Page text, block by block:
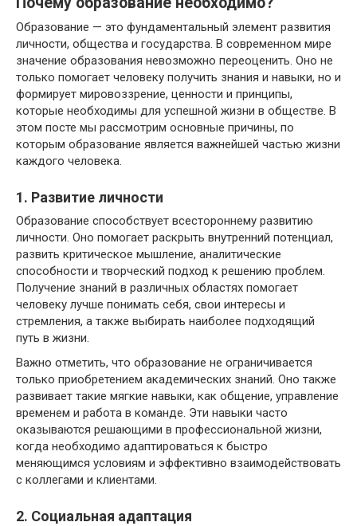
Образование — это фундаментальный элемент развития
личности, общества и государства. В современном мире
значение образования невозможно переоценить. Оно не
только помогает человеку получить знания и навыки, но и
формирует мировоззрение, ценности и принципы,
которые необходимы для успешной жизни в обществе. В
этом посте мы рассмотрим основные причины, по
которым образование является важнейшей частью жизни
каждого человека.
1. Развитие личности
Образование способствует всестороннему развитию
личности. Оно помогает раскрыть внутренний потенциал,
развить критическое мышление, аналитические
способности и творческий подход к решению проблем.
Получение знаний в различных областях помогает
человеку лучше понимать себя, свои интересы и
стремления, а также выбирать наиболее подходящий
путь в жизни.
Важно отметить, что образование не ограничивается
только приобретением академических знаний. Оно также
развивает такие мягкие навыки, как общение, управление
временем и работа в команде. Эти навыки часто
оказываются решающими в профессиональной жизни,
когда необходимо адаптироваться к быстро
меняющимся условиям и эффективно взаимодействовать
с коллегами и клиентами.
2. Социальная адаптация